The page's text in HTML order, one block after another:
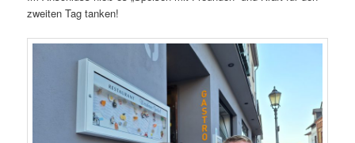
zweiten Tag tanken!